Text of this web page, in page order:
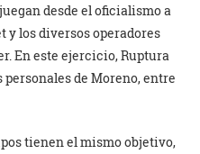
desde el oficialismo a
y los diversos operadores
En este ejercicio, Ruptura
de Moreno, entre
tienen el mismo objetivo,